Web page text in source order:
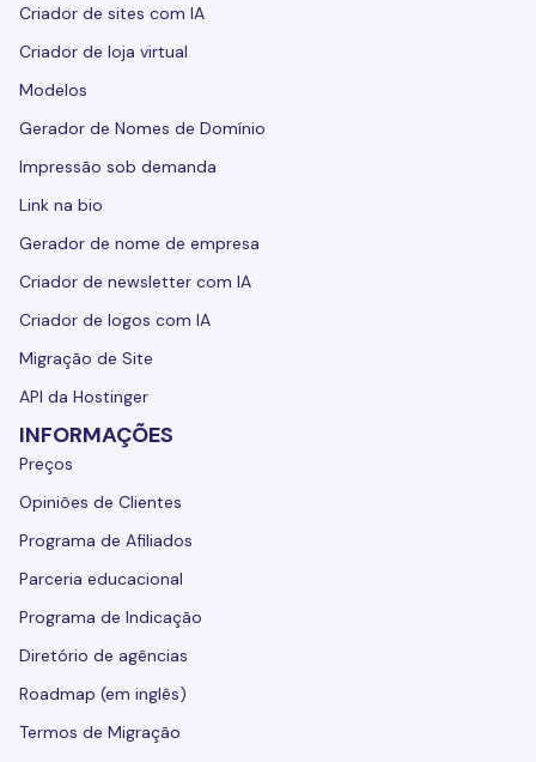
Criador de sites com IA
Criador de loja virtual
Modelos
Gerador de Nomes de Domínio
Impressão sob demanda
Link na bio
Gerador de nome de empresa
Criador de newsletter com IA
Criador de logos com IA
Migração de Site
API da Hostinger
INFORMAÇÕES
Preços
Opiniões de Clientes
Programa de Afiliados
Parceria educacional
Programa de Indicação
Diretório de agências
Roadmap (em inglês)
Termos de Migração